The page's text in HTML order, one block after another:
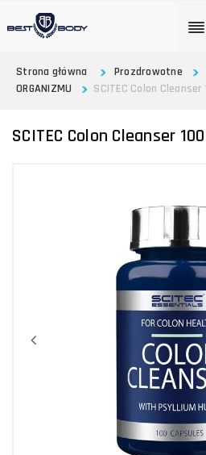
Strona główna
Prozdrowotne
ORGANIZMU
SCITEC Colon Cleanser
SCITEC Colon Cleanser